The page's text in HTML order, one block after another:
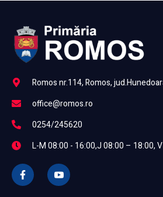
Romos nr.114, Romos,
office@romos.ro
0254/245620
L-M 08:00 - 16:00,J 08:00 – 18:00,